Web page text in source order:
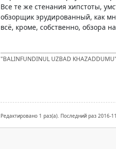
Все те же стенания хипстоты,
обзорщик эрудированный, как
всё, кроме, собственно, обзора
"BALINFUNDINUL UZBAD KHAZADDUMU"
Редактировано 1 раз(а). Последний раз 2016-